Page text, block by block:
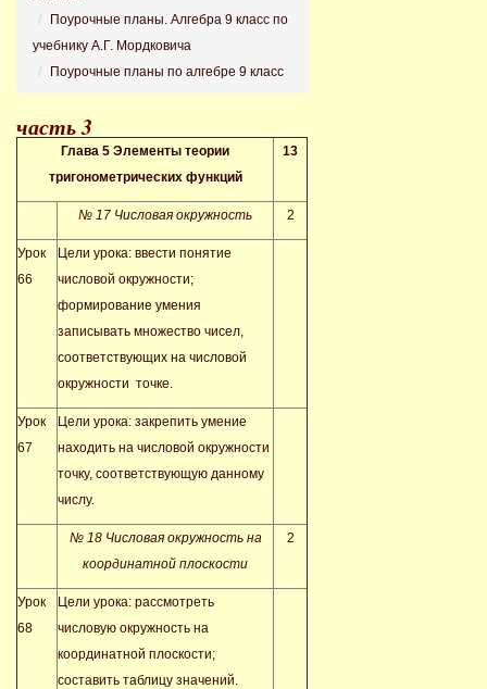
Поурочные планы. Алгебра 9 класс по
учебнику А.Г. Мордковича
Поурочные планы по алгебре 9 класс
часть 3
Глава 5 Элементы теории
тригонометрических функций
13
№ 17 Числовая окружность 2
Урок
66
Цели урока: ввести понятие
числовой окружности;
формирование умения
записывать множество чисел,
соответствующих на числовой
окружности точке.
Урок
67
Цели урока: закрепить умение
находить на числовой окружности
точку, соответствующую данному
числу.
№ 18 Числовая окружность на
координатной плоскости
2
Урок
68
Цели урока: рассмотреть
числовую окружность на
координатной плоскости;
составить таблицу значений.